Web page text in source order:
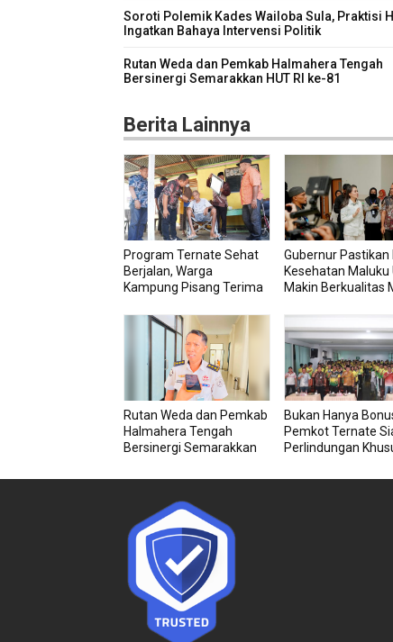
Soroti Polemik Kades Wailoba Sula, Praktisi
Ingatkan Bahaya Intervensi Politik
Rutan Weda dan Pemkab Halmahera Tengah
Bersinergi Semarakkan HUT RI ke-81
Berita Lainnya
Program Ternate Sehat
Berjalan, Warga
Kampung Pisang Terima
Gubernur Pastikan
Kesehatan Maluku
Makin Berkualitas
Rutan Weda dan Pemkab
Halmahera Tengah
Bersinergi Semarakkan
Bukan Hanya
Pemkot Ternate
Perlindungan